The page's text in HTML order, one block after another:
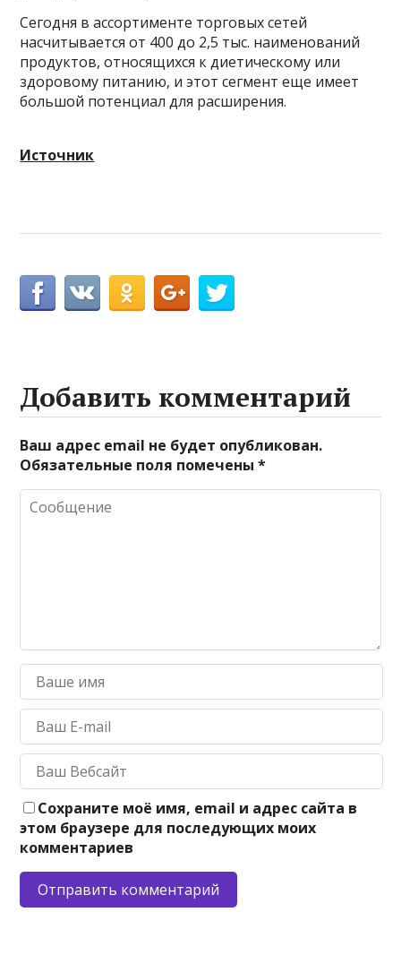
Сегодня в ассортименте торговых сетей
насчитывается от 400 до 2,5 тыс. наименований
продуктов, относящихся к диетическому или
здоровому питанию, и этот сегмент еще имеет
большой потенциал для расширения.
Источник
Добавить комментарий
Ваш адрес email не будет опубликован.
Обязательные поля помечены*
Сохраните моё имя, email и адрес сайта в
этом браузере для последующих моих
комментариев